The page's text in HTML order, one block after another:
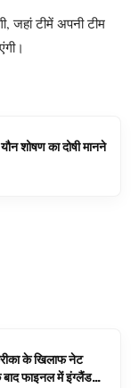
जहां टीमें अपनी टीम
शोषण का दोषी मानने
के खिलाफ नेट
बाद फाइनल में इंग्लैंड